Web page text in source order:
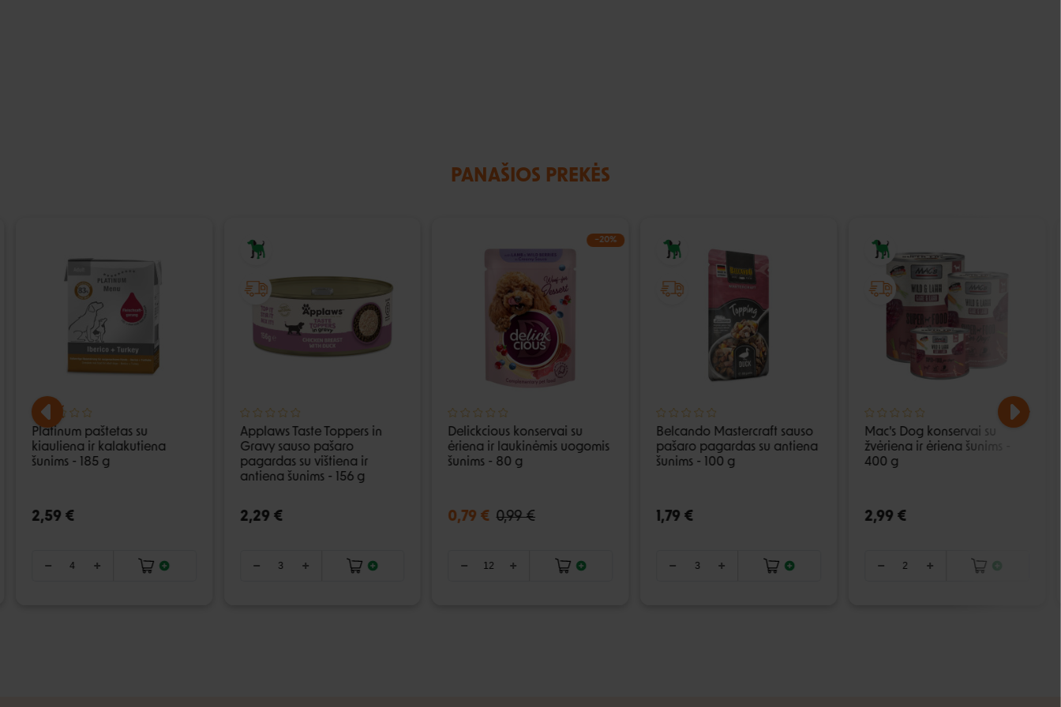
PANAŠIOS PREKĖS
Platinum paštetas su
kiauliena ir kalakutiena
šunims - 185 g
2,59 €
Applaws Taste Toppers in
Gravy sauso pašaro
pagardas su vištiena ir
antiena šunims - 156 g
2,29 €
−20%
Delickcious konservai su
ėriena ir laukinėmis uogomis
šunims - 80 g
0,79 € 0,99 €
Belcando Mastercraft sauso
pašaro pagardas su antiena
šunims - 100 g
1,79 €
Mac's Dog konservai su
žvėriena ir ėriena šunims -
400 g
2,99 €